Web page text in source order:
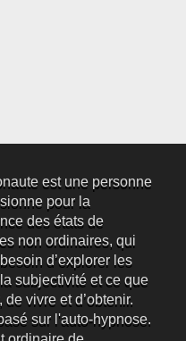
est une personne
pour la
des états de
non ordinaires, qui
d’explorer les
subjectivité et ce que
vivre et d’obtenir.
sur l'auto-hypnose.